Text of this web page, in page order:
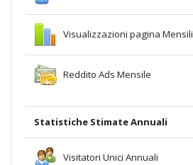
Visualizzazioni pagina Mensili
Reddito Ads Mensile
Statistiche Stimate Annuali
Visitatori Unici Annuali